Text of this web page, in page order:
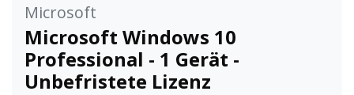
Microsoft
Microsoft Windows 10
Professional - 1 Gerät -
Unbefristete Lizenz